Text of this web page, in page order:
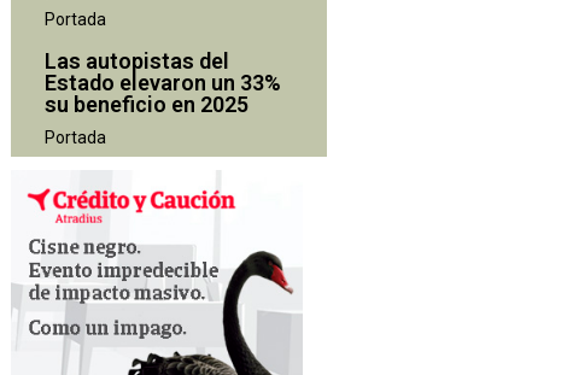
Portada
Las autopistas del
Estado elevaron un 33%
su beneficio en 2025
Portada